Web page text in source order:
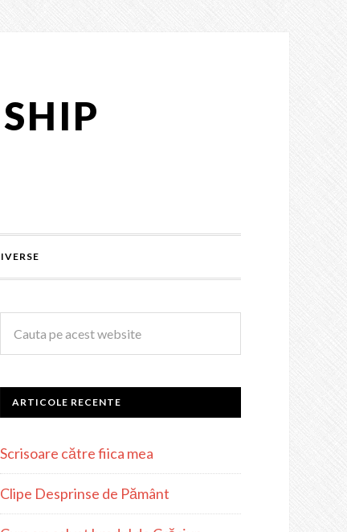
ARTICOLE RECENTE
Scrisoare către fiica mea
Clipe Desprinse de Pământ